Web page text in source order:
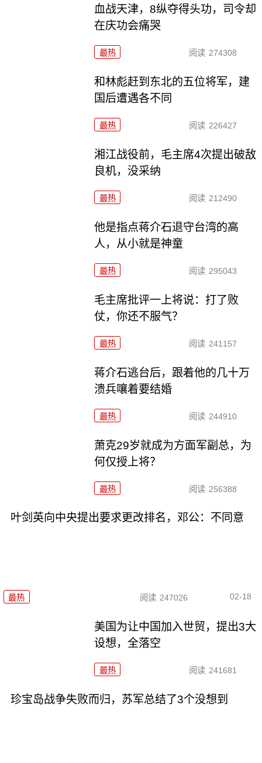
血战天津，8纵夺得头功，司令却
在庆功会痛哭
最热 阅读 274308
和林彪赶到东北的五位将军，建
国后遭遇各不同
最热 阅读 226427
湘江战役前，毛主席4次提出破敌
良机，没采纳
最热 阅读 212490
他是指点蒋介石退守台湾的高
人，从小就是神童
最热 阅读 295043
毛主席批评一上将说：打了败
仗，你还不服气？
最热 阅读 241157
蒋介石逃台后，跟着他的几十万
溃兵嚷着要结婚
最热 阅读 244910
萧克29岁就成为方面军副总，为
何仅授上将？
最热 阅读 256388
叶剑英向中央提出要求更改排名，邓公：不同意
最热 阅读 247026 02-18
美国为让中国加入世贸，提出3大
设想，全落空
最热 阅读 241681
珍宝岛战争失败而归，苏军总结了3个没想到